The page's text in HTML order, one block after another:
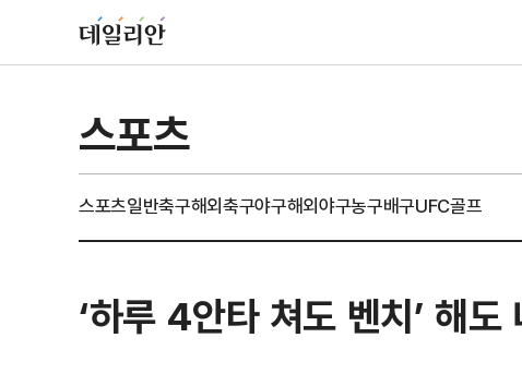
스포츠
스포츠일반축구해외축구야구해외야구농구배구UFC골프
‘하루 4안타 쳐도 벤치’ 해